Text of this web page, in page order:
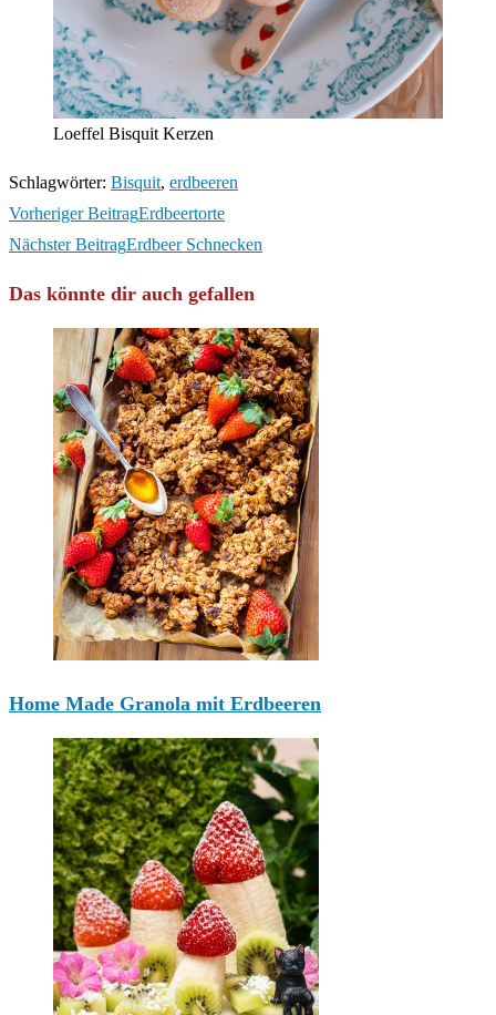
Loeffel Bisquit Kerzen
Schlagwörter: Bisquit, erdbeeren
Weitere
Artikel
Vorheriger BeitragErdbeertorte
Nächster BeitragErdbeer Schnecken
Das könnte dir auch gefallen
Home Made Granola mit Erdbeeren